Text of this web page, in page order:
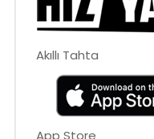
Akıllı Tahta
App Store